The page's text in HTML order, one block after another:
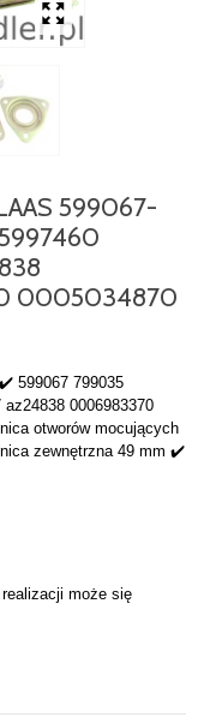
599067-
0005034870
599067 799035
0006983370
otworów mocujących
zewnętrzna 49 mm ✔️
może się